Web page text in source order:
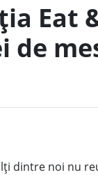
Eat
de
dintre noi nu